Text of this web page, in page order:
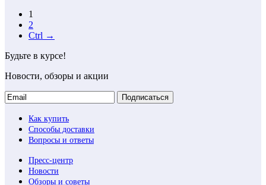
1
2
Ctrl →
Будьте в курсе!
Новости, обзоры и акции
Подписаться
Как купить
Способы доставки
Вопросы и ответы
Пресс-центр
Новости
Обзоры и советы